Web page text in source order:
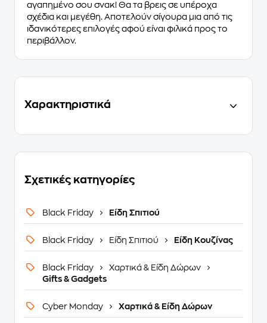
αγαπημένο σου σνακ! Θα τα βρεις σε υπέροχα
σχέδια και μεγέθη. Αποτελούν σίγουρα μια από τις
ιδανικότερες επιλογές αφού είναι φιλικά προς το
περιβάλλον.
Χαρακτηριστικά
Σχετικές κατηγορίες
Black Friday Είδη Σπιτιού
Black Friday Είδη Σπιτιού Είδη Κουζίνας
Black Friday
Χαρτικά & Είδη Δώρων
Gifts & Gadgets
Cyber Monday Χαρτικά & Είδη Δώρων